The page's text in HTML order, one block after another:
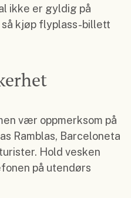
ikke er gyldig på
kjøp flyplass-billett
vær oppmerksom på
Ramblas, Barceloneta
Hold vesken
på utendørs